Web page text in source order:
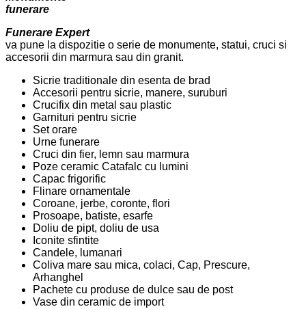
funerare
Funerare Expert
va pune la dispozitie o serie de monumente, statui, cruci si
accesorii din marmura sau din granit.
Sicrie traditionale din esenta de brad
Accesorii pentru sicrie, manere, suruburi
Crucifix din metal sau plastic
Garnituri pentru sicrie
Set orare
Urne funerare
Cruci din fier, lemn sau marmura
Poze ceramic Catafalc cu lumini
Capac frigorific
Flinare ornamentale
Coroane, jerbe, coronte, flori
Prosoape, batiste, esarfe
Doliu de pipt, doliu de usa
Iconite sfintite
Candele, lumanari
Coliva mare sau mica, colaci, Cap, Prescure,
Arhanghel
Pachete cu produse de dulce sau de post
Vase din ceramic de import